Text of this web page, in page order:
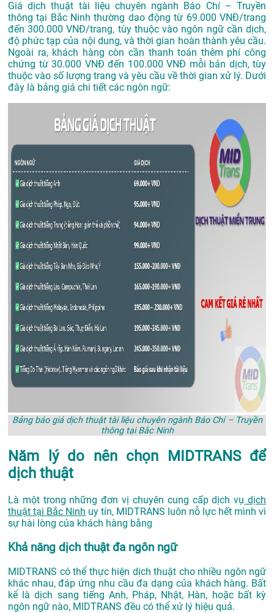
Giá dịch thuật tài liệu chuyên ngành Báo Chí – Truyền
thông tại Bắc Ninh thường dao động từ 69.000 VNĐ/trang
đến 300.000 VNĐ/trang, tùy thuộc vào ngôn ngữ cần dịch,
độ phức tạp của nội dung, và thời gian hoàn thành yêu cầu.
Ngoài ra, khách hàng còn cần thanh toán thêm phí công
chứng từ 30.000 VNĐ đến 100.000 VNĐ mỗi bản dịch, tùy
thuộc vào số lượng trang và yêu cầu về thời gian xử lý. Dưới
đây là bảng giá chi tiết các ngôn ngữ:
Bảng báo giá dịch thuật tài liệu chuyên ngành Báo Chí – Truyền
thông tại Bắc Ninh
Năm lý do nên chọn MIDTRANS để
dịch thuật
Là một trong những đơn vị chuyên cung cấp dịch vụ dịch
thuật tại Bắc Ninh uy tín, MIDTRANS luôn nỗ lực hết mình vì
sự hài lòng của khách hàng bằng
Khả năng dịch thuật đa ngôn ngữ
MIDTRANS có thể thực hiện dịch thuật cho nhiều ngôn ngữ
khác nhau, đáp ứng nhu cầu đa dạng của khách hàng. Bất
kể là dịch sang tiếng Anh, Pháp, Nhật, Hàn, hoặc bất kỳ
ngôn ngữ nào, MIDTRANS đều có thể xử lý hiệu quả.